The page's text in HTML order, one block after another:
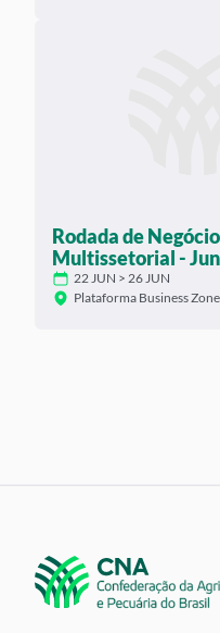
Rodada de
Multissetorial -
22 JUN > 26 JUN
Plataforma Business Zone